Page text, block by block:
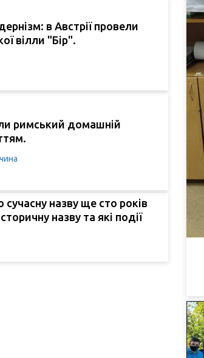
в Австрії провели
вілли "Бір".
римський домашній
назву ще сто років
назву та які події